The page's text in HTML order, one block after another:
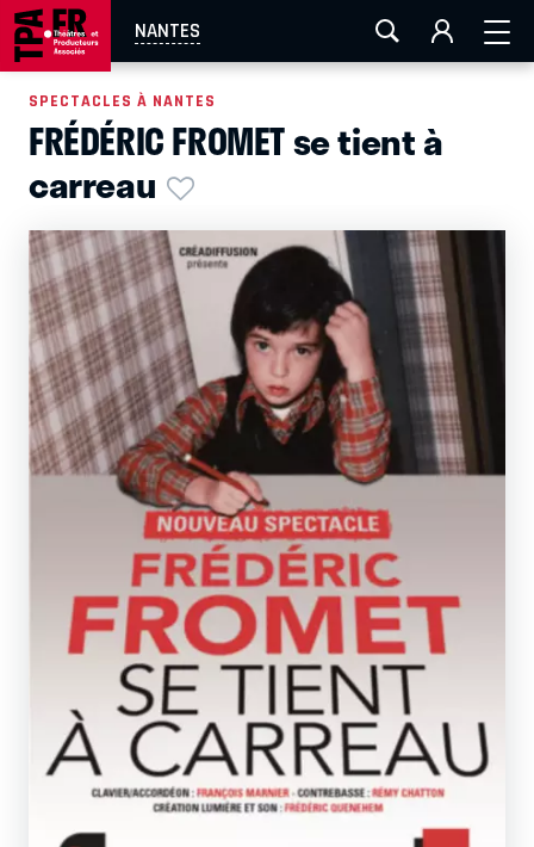
NANTES
AIX-MARSEILLE AURAY LA ROCHELLE
EN TOURNÉE
SPECTACLES À NANTES
FRÉDÉRIC FROMET se tient à
carreau